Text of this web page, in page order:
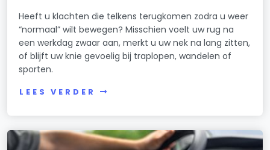
Heeft u klachten die telkens terugkomen zodra u weer
“normaal” wilt bewegen? Misschien voelt uw rug na
een werkdag zwaar aan, merkt u uw nek na lang zitten,
of blijft uw knie gevoelig bij traplopen, wandelen of
sporten.
LEES VERDER